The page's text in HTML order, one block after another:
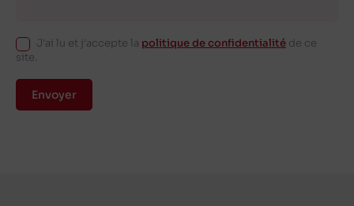
J'ai lu et j'accepte la politique de confidentialité de ce
site.
Envoyer